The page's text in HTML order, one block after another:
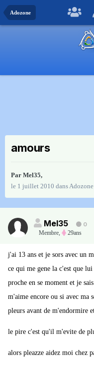
Adozone
amours
Par Mel35,
le 1 juillet 2010 dansAdozone
Mel35
0
Membre, 29ans
j'ai 13 ans et je sors avec un
ce qui me gene la c'est que
proche en se moment et je
m'aime encore ou si avec ma
pleurs avant de m'endormire
le pire c'est qu'il m'evite de
alors pleazze aidez moi chez